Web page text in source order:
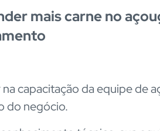
mais carne no
capacitação da equipe de
do negócio.